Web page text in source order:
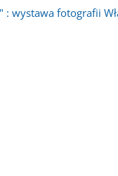
wystawa fotografii